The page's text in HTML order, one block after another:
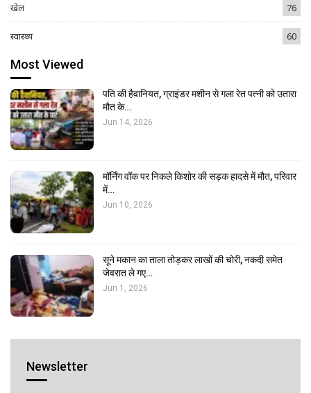
खेल 76
स्वास्थ्य 60
Most Viewed
पति की हैवानियत, ग्राइंडर मशीन से गला रेत पत्नी को उतारा
मौत के…
Jun 14, 2026
मॉर्निंग वॉक पर निकले किशोर की सड़क हादसे में मौत, परिवार
में…
Jun 10, 2026
सूने मकान का ताला तोड़कर लाखों की चोरी, नकदी समेत
जेवरात ले गए…
Jun 1, 2026
Newsletter